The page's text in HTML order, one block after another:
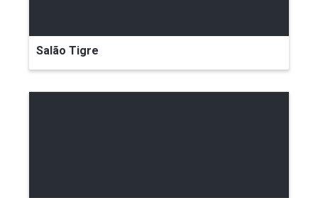
Salão Tigre